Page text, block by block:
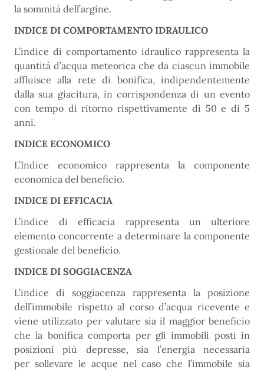
la sommità dell’argine.
INDICE DI COMPORTAMENTO IDRAULICO
L’indice di comportamento idraulico rappresenta la
quantità d’acqua meteorica che da ciascun immobile
affluisce alla rete di bonifica, indipendentemente
dalla sua giacitura, in corrispondenza di un evento
con tempo di ritorno rispettivamente di 50 e di 5
anni.
INDICE ECONOMICO
L’Indice economico rappresenta la componente
economica del beneficio.
INDICE DI EFFICACIA
L’indice di efficacia rappresenta un ulteriore
elemento concorrente a determinare la componente
gestionale del beneficio.
INDICE DI SOGGIACENZA
L’indice di soggiacenza rappresenta la posizione
dell’immobile rispetto al corso d’acqua ricevente e
viene utilizzato per valutare sia il maggior beneficio
che la bonifica comporta per gli immobili posti in
posizioni più depresse, sia l’energia necessaria
per sollevare le acque nel caso che l’immobile sia